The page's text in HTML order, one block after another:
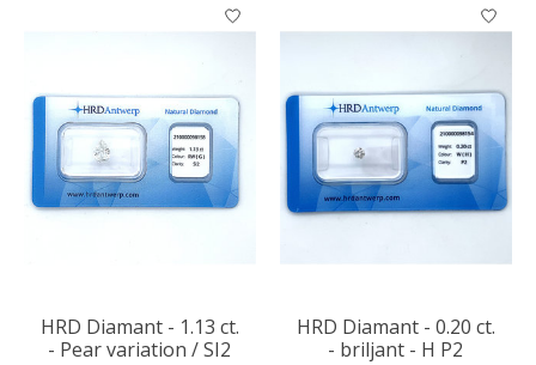
HRD Diamant - 1.13 ct.
- Pear variation / SI2
HRD Diamant - 0.20 ct.
- briljant - H P2